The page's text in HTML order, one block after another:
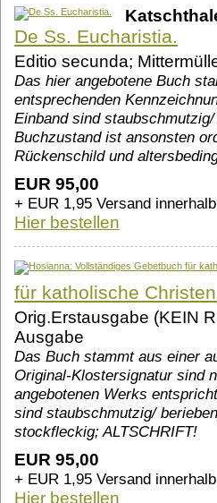
De Ss. Eucharistia.
Editio secunda;
Das hier angebotene Buch
entsprechenden
Einband sind
Buchzustand ist ansonsten
Rückenschild und
EUR 95,00
+ EUR 1,95 Versand
Hier bestellen
für katholische
Orig.Erstausgabe (KEIN
Ausgabe
Das Buch stammt aus einer
Original-Klostersignatur sind
angebotenen Werks
sind staubschmutzig/
stockfleckig; ALTSCHRIFT!
EUR 95,00
+ EUR 1,95 Versand
Hier bestellen